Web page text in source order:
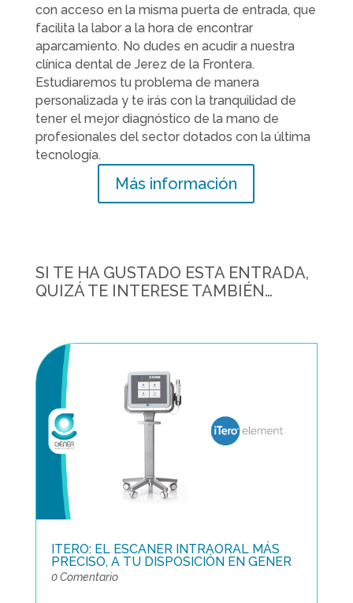
con acceso en la misma puerta de entrada, que
facilita la labor a la hora de encontrar
aparcamiento. No dudes en acudir a nuestra
clínica dental de Jerez de la Frontera.
Estudiaremos tu problema de manera
personalizada y te irás con la tranquilidad de
tener el mejor diagnóstico de la mano de
profesionales del sector dotados con la última
tecnología.
Más información
SI TE HA GUSTADO ESTA ENTRADA,
QUIZÁ TE INTERESE TAMBIÉN…
ITERO: EL ESCANER INTRAORAL MÁS
PRECISO, A TU DISPOSICIÓN EN GENER
0 Comentario